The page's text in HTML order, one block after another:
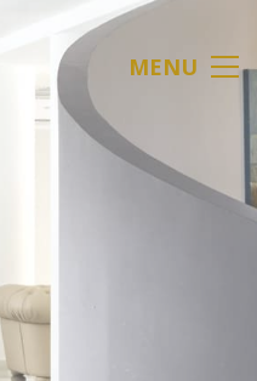
MENU